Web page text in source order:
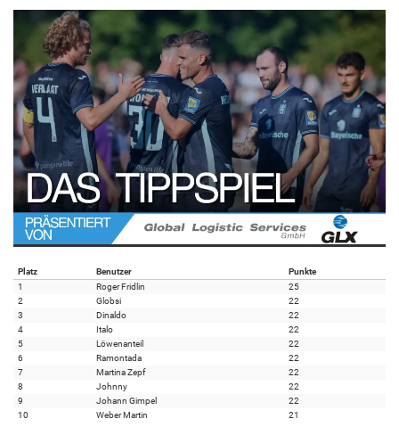
Platz Benutzer
Punkte
1
Roger Fridlin
25
2
Globsi
22
3
Dinaldo
22
4
Italo
22
5
Löwenanteil
22
6
Ramontada
22
7
Martina Zepf
22
8
Johnny
22
9
Johann Gimpel
22
10
Weber Martin 21